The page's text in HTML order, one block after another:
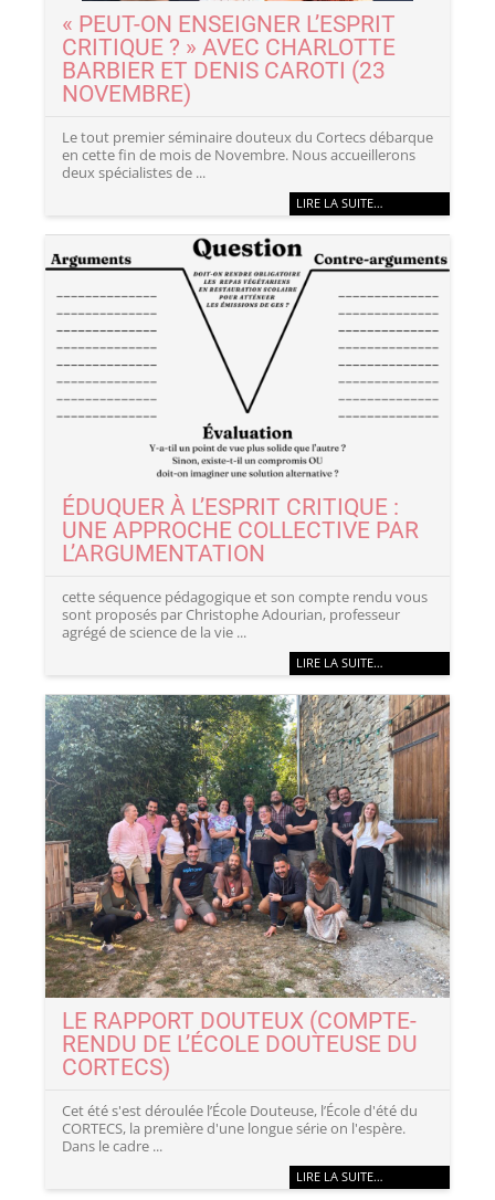
« PEUT-ON ENSEIGNER L’ESPRIT
CRITIQUE ? » AVEC CHARLOTTE
BARBIER ET DENIS CAROTI (23
NOVEMBRE)
Le tout premier séminaire douteux du Cortecs débarque
en cette fin de mois de Novembre. Nous accueillerons
deux spécialistes de ...
LIRE LA SUITE…
ÉDUQUER À L’ESPRIT CRITIQUE :
UNE APPROCHE COLLECTIVE PAR
L’ARGUMENTATION
cette séquence pédagogique et son compte rendu vous
sont proposés par Christophe Adourian, professeur
agrégé de science de la vie ...
LIRE LA SUITE…
LE RAPPORT DOUTEUX (COMPTE-
RENDU DE L’ÉCOLE DOUTEUSE DU
CORTECS)
Cet été s'est déroulée l’École Douteuse, l’École d'été du
CORTECS, la première d'une longue série on l'espère.
Dans le cadre ...
LIRE LA SUITE…